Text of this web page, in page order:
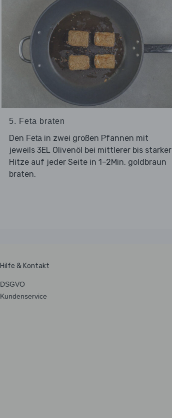
5. Feta braten
Den Fetain zwei großen Pfannen mit
jeweils 3EL Olivenöl bei mittlerer bis starker
Hitze auf jeder Seite in 1–2Min. goldbraun
braten.
Hilfe & Kontakt
DSGVO
Kundenservice